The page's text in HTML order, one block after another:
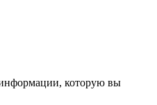
которую вы